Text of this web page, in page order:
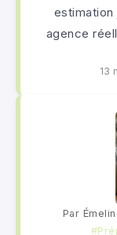
agence
13
Par